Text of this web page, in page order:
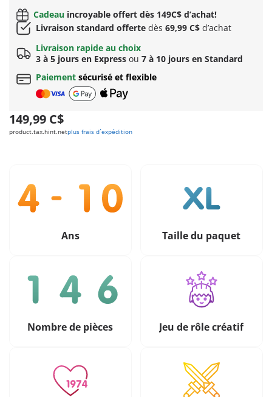
Cadeau incroyable offert dès 149C$ d’achat!
Livraison standard offerte dès 69,99 C$ d’achat
Livraison rapide au choix
3 à 5 jours en Express ou 7 à 10 jours en Standard
Paiement sécurisé et flexible
149,99 C$
product.tax.hint.netplus frais d´expédition
Ans Taille du paquet
Nombre de pièces Jeu de rôle créatif